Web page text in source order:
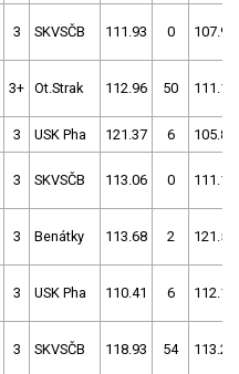
3 SKVSČB 111.93 0 107.92
3+ Ot.Strak 112.96 50 111.10
3 USK Pha 121.37 6 105.88
3 SKVSČB 113.06 0 111.16
3 Benátky 113.68 2 121.54
3 USK Pha 110.41 6 112.14
3 SKVSČB 118.93 54 113.25